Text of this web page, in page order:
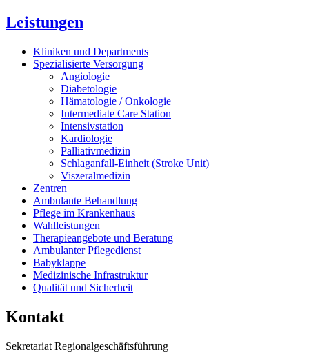
Leistungen
Kliniken und Departments
Spezialisierte Versorgung
Angiologie
Diabetologie
Hämatologie / Onkologie
Intermediate Care Station
Intensivstation
Kardiologie
Palliativmedizin
Schlaganfall-Einheit (Stroke Unit)
Viszeralmedizin
Zentren
Ambulante Behandlung
Pflege im Krankenhaus
Wahlleistungen
Therapieangebote und Beratung
Ambulanter Pflegedienst
Babyklappe
Medizinische Infrastruktur
Qualität und Sicherheit
Kontakt
Sekretariat Regionalgeschäftsführung